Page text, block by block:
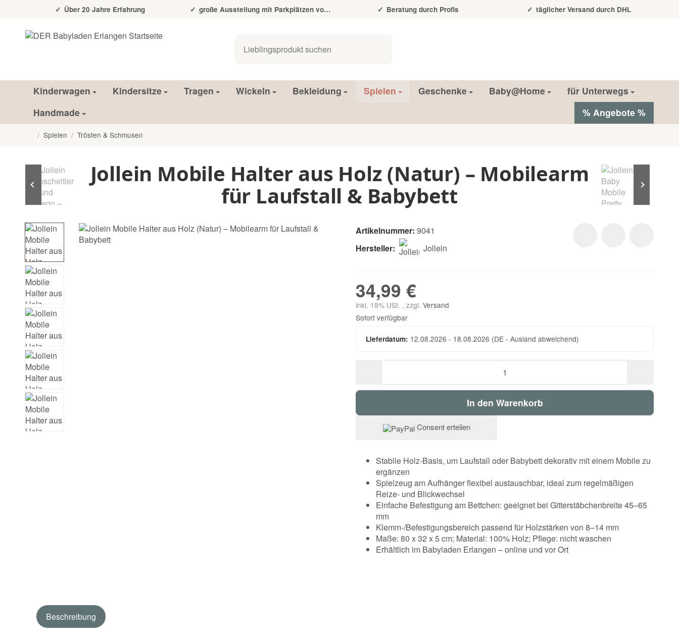
Über 20 Jahre Erfahrung große Ausstellung mit Parkplätzen vor der Tür Beratung durch Profis täglicher Versand durch DHL
Kinderwagen Kindersitze Tragen Wickeln Bekleidung Spielen Geschenke Baby@Home
für Unterwegs
Handmade
% Angebote %
Startseite
/ Spielen / Trösten & Schmusen
Jollein Mobile Halter aus Holz (Natur) – Mobilearm
für Laufstall & Babybett
Artikelnummer: 9041
Hersteller:
Jollein
34,99 €
inkl. 19% USt. , zzgl. Versand
Sofort verfügbar
Lieferdatum: 12.08.2026 - 18.08.2026 (DE - Ausland abweichend)
In den Warenkorb
Consent erteilen
Stabile Holz-Basis, um Laufstall oder Babybett dekorativ mit einem Mobile zu
ergänzen
Spielzeug am Aufhänger flexibel austauschbar, ideal zum regelmäßigen
Reize- und Blickwechsel
Einfache Befestigung am Bettchen: geeignet bei Gitterstäbchenbreite 45–65
mm
Klemm-/Befestigungsbereich passend für Holzstärken von 8–14 mm
Maße: 80 x 32 x 5 cm; Material: 100% Holz; Pflege: nicht waschen
Erhältlich im Babyladen Erlangen – online und vor Ort
Beschreibung